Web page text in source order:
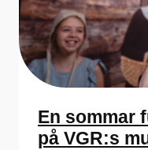
En sommar
på VGR:s